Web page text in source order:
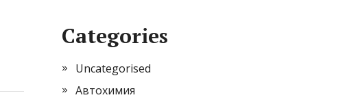
Categories
Uncategorised
Автохимия